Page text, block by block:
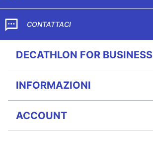
CONTATTACI
DECATHLON FOR BUSINESS
INFORMAZIONI
ACCOUNT